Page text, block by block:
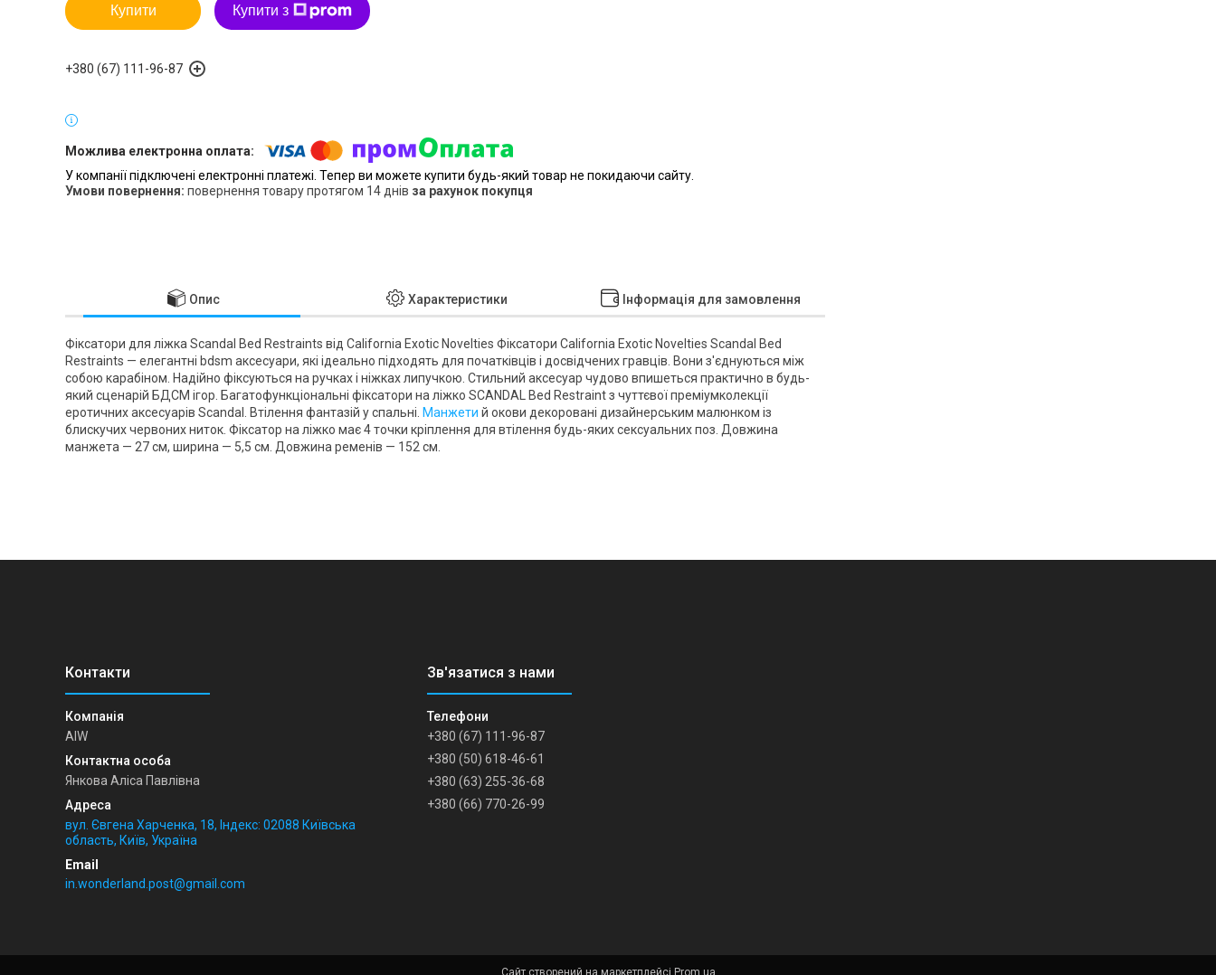
Купити Купити з
+380 (67) 111-96-87
У компанії підключені електронні платежі. Тепер ви можете купити будь-який товар не покидаючи сайту.
повернення товару протягом 14 днів за рахунок покупця
Опис Характеристики Інформація для замовлення
Фіксатори для ліжка Scandal Bed Restraints від California Exotic Novelties Фіксатори California Exotic Novelties Scandal Bed
Restraints — елегантні bdsm аксесуари, які ідеально підходять для початківців і досвідчених гравців. Вони з'єднуються між
собою карабіном. Надійно фіксуються на ручках і ніжках липучкою. Стильний аксесуар чудово впишеться практично в будь-
який сценарій БДСМ ігор. Багатофункціональні фіксатори на ліжко SCANDAL Bed Restraint з чуттєвої преміумколекції
еротичних аксесуарів Scandal. Втілення фантазій у спальні. Манжети й окови декоровані дизайнерським малюнком із
блискучих червоних ниток. Фіксатор на ліжко має 4 точки кріплення для втілення будь-яких сексуальних поз. Довжина
манжета — 27 см, ширина — 5,5 см. Довжина ременів — 152 см.
AIW
Янкова Аліса Павлівна
вул. Євгена Харченка, 18, Індекс: 02088 Київська
область, Київ, Україна
in.wonderland.post@gmail.com
+380 (67) 111-96-87
+380 (50) 618-46-61
+380 (63) 255-36-68
+380 (66) 770-26-99
Сайт створений на маркетплейсі Prom.ua